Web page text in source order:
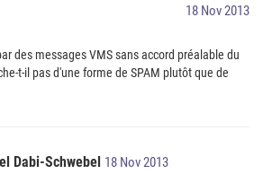
18 Nov 2013
des messages VMS sans accord préalable du
t-il pas d'une forme de SPAM plutôt que de
Dabi-Schwebel 18 Nov 2013